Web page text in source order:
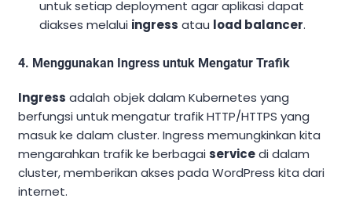
untuk setiap deployment agar aplikasi dapat
diakses melalui ingress atau load balancer.
4. Menggunakan Ingress untuk Mengatur Trafik
Ingress adalah objek dalam Kubernetes yang
berfungsi untuk mengatur trafik HTTP/HTTPS yang
masuk ke dalam cluster. Ingress memungkinkan kita
mengarahkan trafik ke berbagaiservicedi dalam
cluster, memberikan akses pada WordPress kita dari
internet.